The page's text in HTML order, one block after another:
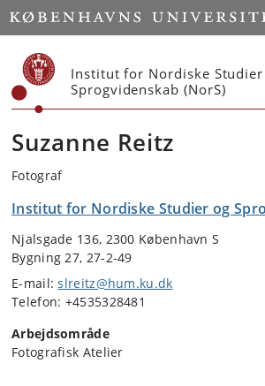
Start
Institut for Nordiske Studier
Sprogvidenskab (NorS)
Suzanne Reitz
Fotograf
Institut for Nordiske Studier og
Njalsgade 136, 2300 København S
Bygning 27, 27-2-49
E-mail:slreitz@hum.ku.dk
Telefon: +4535328481
Arbejdsområde
Fotografisk Atelier